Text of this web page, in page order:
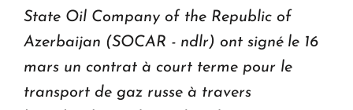
State Oil Company of the Republic of
Azerbaijan (SOCAR - ndlr) ont signé le 16
mars un contrat à court terme pour le
transport de gaz russe à travers